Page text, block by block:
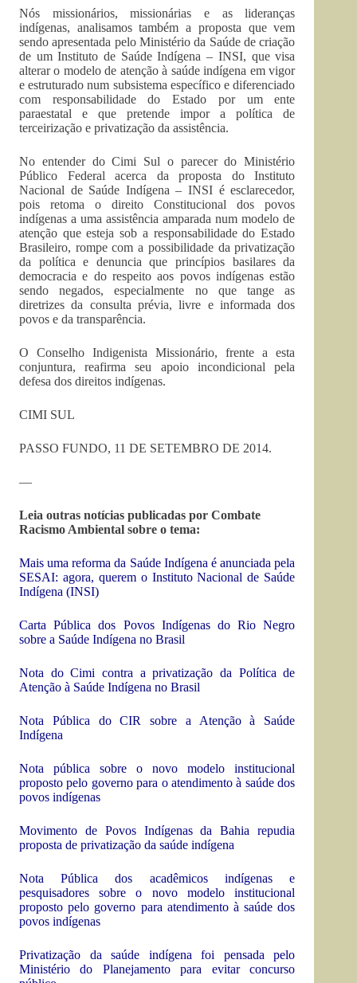
Nós missionários, missionárias e as lideranças
indígenas, analisamos também a proposta que vem
sendo apresentada pelo Ministério da Saúde de criação
de um Instituto de Saúde Indígena – INSI, que visa
alterar o modelo de atenção à saúde indígena em vigor
e estruturado num subsistema específico e diferenciado
com responsabilidade do Estado por um ente
paraestatal e que pretende impor a política de
terceirização e privatização da assistência.
No entender do Cimi Sul o parecer do Ministério
Público Federal acerca da proposta do Instituto
Nacional de Saúde Indígena – INSI é esclarecedor,
pois retoma o direito Constitucional dos povos
indígenas a uma assistência amparada num modelo de
atenção que esteja sob a responsabilidade do Estado
Brasileiro, rompe com a possibilidade da privatização
da política e denuncia que princípios basilares da
democracia e do respeito aos povos indígenas estão
sendo negados, especialmente no que tange as
diretrizes da consulta prévia, livre e informada dos
povos e da transparência.
O Conselho Indigenista Missionário, frente a esta
conjuntura, reafirma seu apoio incondicional pela
defesa dos direitos indígenas.
CIMI SUL
PASSO FUNDO, 11 DE SETEMBRO DE 2014.
—
Leia outras notícias publicadas por Combate
Racismo Ambiental sobre o tema:
Mais uma reforma da Saúde Indígena é anunciada pela
SESAI: agora, querem o Instituto Nacional de Saúde
Indígena (INSI)
Carta Pública dos Povos Indígenas do Rio Negro
sobre a Saúde Indígena no Brasil
Nota do Cimi contra a privatização da Política de
Atenção à Saúde Indígena no Brasil
Nota Pública do CIR sobre a Atenção à Saúde
Indígena
Nota pública sobre o novo modelo institucional
proposto pelo governo para o atendimento à saúde dos
povos indígenas
Movimento de Povos Indígenas da Bahia repudia
proposta de privatização da saúde indígena
Nota Pública dos acadêmicos indígenas e
pesquisadores sobre o novo modelo institucional
proposto pelo governo para atendimento à saúde dos
povos indígenas
Privatização da saúde indígena foi pensada pelo
Ministério do Planejamento para evitar concurso